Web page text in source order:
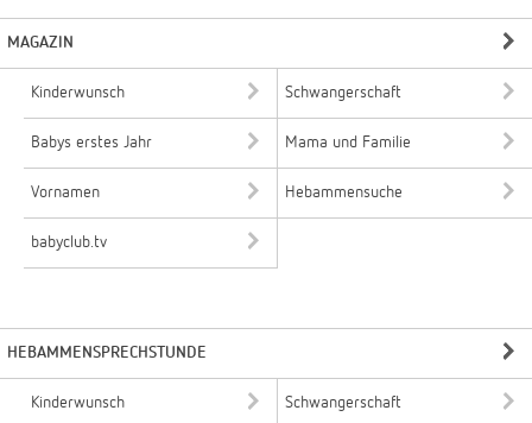
MAGAZIN
Kinderwunsch Schwangerschaft
Babys erstes Jahr Mama und Familie
Vornamen Hebammensuche
babyclub.tv
HEBAMMENSPRECHSTUNDE
Kinderwunsch Schwangerschaft